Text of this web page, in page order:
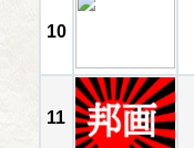
10
11